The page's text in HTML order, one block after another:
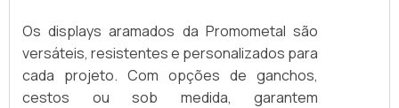
Os displays aramados da Promometal são
versáteis, resistentes e personalizados para
cada projeto. Com opções de ganchos,
cestos ou sob medida, garantem